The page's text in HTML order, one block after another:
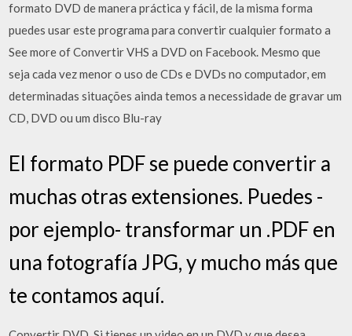
formato DVD de manera práctica y fácil, de la misma forma
puedes usar este programa para convertir cualquier formato a
See more of Convertir VHS a DVD on Facebook. Mesmo que
seja cada vez menor o uso de CDs e DVDs no computador, em
determinadas situações ainda temos a necessidade de gravar um
CD, DVD ou um disco Blu-ray
El formato PDF se puede convertir a
muchas otras extensiones. Puedes -
por ejemplo- transformar un .PDF en
una fotografía JPG, y mucho más que
te contamos aquí.